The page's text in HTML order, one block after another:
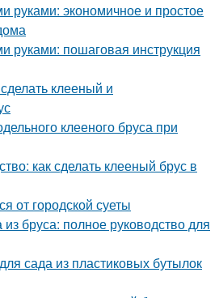
руками: экономичное и простое
руками: пошаговая инструкция
клееный и
клееного бруса при
как сделать клееный брус в
от городской суеты
бруса: полное руководство для
сада из пластиковых бутылок